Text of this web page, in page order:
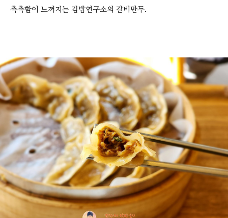
촉촉함이 느껴지는 김밥연구소의 갈비만두.